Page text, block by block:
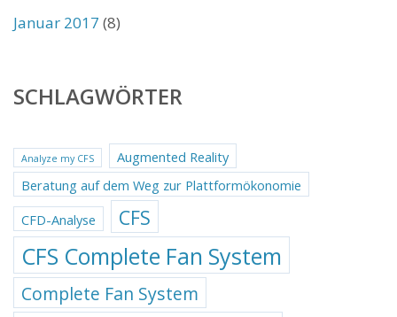
Januar 2017 (8)
SCHLAGWÖRTER
Analyze my CFS
Augmented Reality
Beratung auf dem Weg zur Plattformökonomie
CFD-Analyse
CFS
CFS Complete Fan System
Complete Fan System